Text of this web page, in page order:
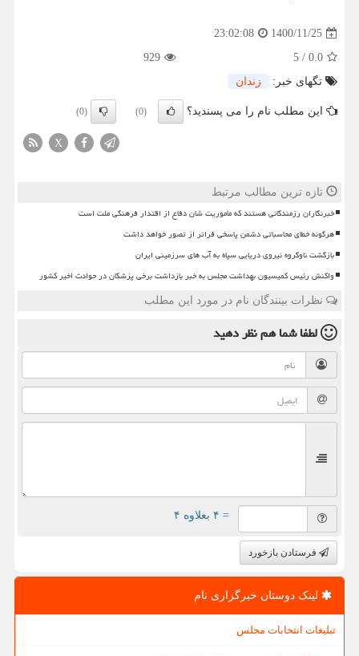
1400/11/25
23:02:08
0.0
/
5
929
تگهای خبر:
زندان
این مطلب نام را می پسندید؟ (0)
(0)
X
تازه ترین مطالب مرتبط
خبرنگاران رزمندگانی هستند که مأموریت شان دفاع از اقتدار فرهنگی ملت است
هرگونه خطای محاسباتی دشمن پاسخی فراتر از تصور خواهد داشت
بازگشت ناوگروه نیروی دریایی سپاه به آب های سرزمینی ایران
واکنش رئیس کمیسیون بهداشت مجلس به خبر بازداشت برخی پزشکان در حوادث اخیر کشور
نظرات بینندگان نام در مورد این مطلب
لطفا شما همنظر دهید
= ۴ بعلاوه ۴
فرستادن بازخورد
لینک دوستان خبرگزاری نام
تبلیغات انتخابات مجلس